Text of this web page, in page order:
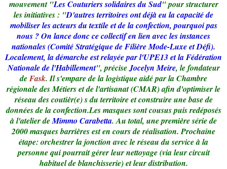
mouvement "Les Couturiers solidaires du Sud" pour structurer
les initiatives : "D'autres territoires ont déjà eu la capacité de
mobiliser les acteurs du textile et de la confection, pourquoi pas
nous ? On lance donc ce collectif en lien avec les instances
nationales (Comité Stratégique de Filière Mode-Luxe et Défi).
Localement, la démarche est relayée par l'UPE13 et la Fédération
Nationale de l'Habillement", préciseJocelyn Meire, le fondateur
deFask. Il s'empare de la logistique aidé par la Chambre
régionale des Métiers et de l'artisanat (CMAR) afin d'optimiser le
réseau des coutièr(e) s du territoire et construire une base de
données de la confection.Les masques sont cousus puis redéposés
à l'atelier deMimmo Carabetta. Au total, une première série de
2000 masques barrières est en cours de réalisation. Prochaine
étape: orchestrer la jonction avec le réseau du service à la
personne qui pourrait gérer leur nettoyage (via leur circuit
habituel de blanchisserie) et leur distribution.